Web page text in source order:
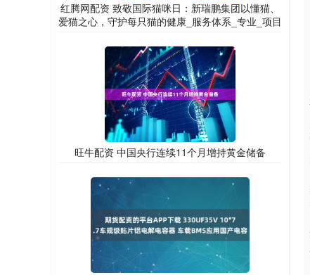
红腾网配资 致敬国际猫咪日：新瑞鹏集团以懂猫、
爱猫之心，守护每只猫的健康_服务体系_专业_项目
旺牛配资 中国央行连续11个月增持黄金储备